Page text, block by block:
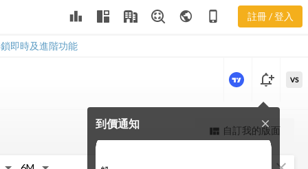
leaderboard public phone_iphone 註冊 / 登入
即時及進階功能
率
更強大的進階價量圖表
notification_add
到價通知 close
VS
view_quilt 自訂我的版面